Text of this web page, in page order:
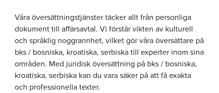
Våra översättningstjänster täcker allt från personliga
dokument till affärsavtal. Vi förstår vikten av kulturell
och språklig noggrannhet, vilket gör våra översättare på
bks / bosniska, kroatiska, serbiska till experter inom sina
områden. Med juridisk översättning på bks / bosniska,
kroatiska, serbiska kan du vara säker på att få exakta
och professionella texter.